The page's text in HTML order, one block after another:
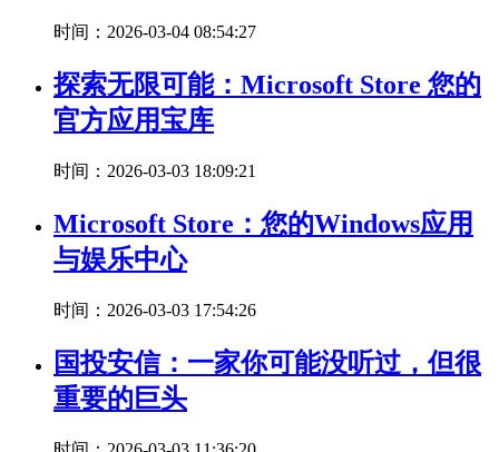
时间：2026-03-04 08:54:27
探索无限可能：Microsoft Store 您的
官方应用宝库
时间：2026-03-03 18:09:21
Microsoft Store：您的Windows应用
与娱乐中心
时间：2026-03-03 17:54:26
国投安信：一家你可能没听过，但很
重要的巨头